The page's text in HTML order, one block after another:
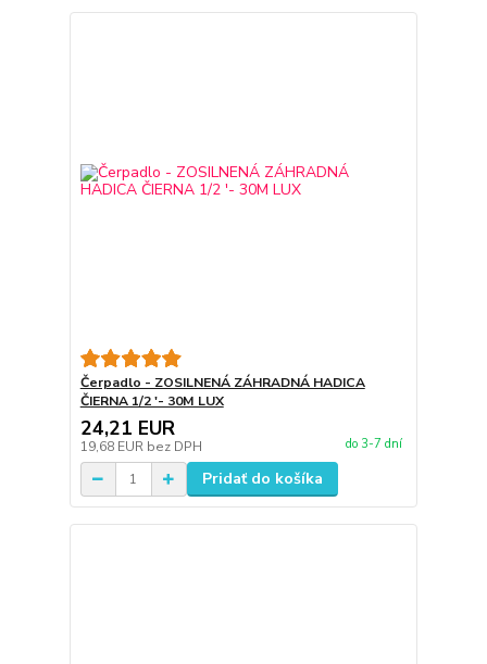
Čerpadlo - ZOSILNENÁ ZÁHRADNÁ HADICA
ČIERNA 1/2 '- 30M LUX
24,21 EUR
19,68 EUR bez DPH do 3-7 dní
Pridať do košíka